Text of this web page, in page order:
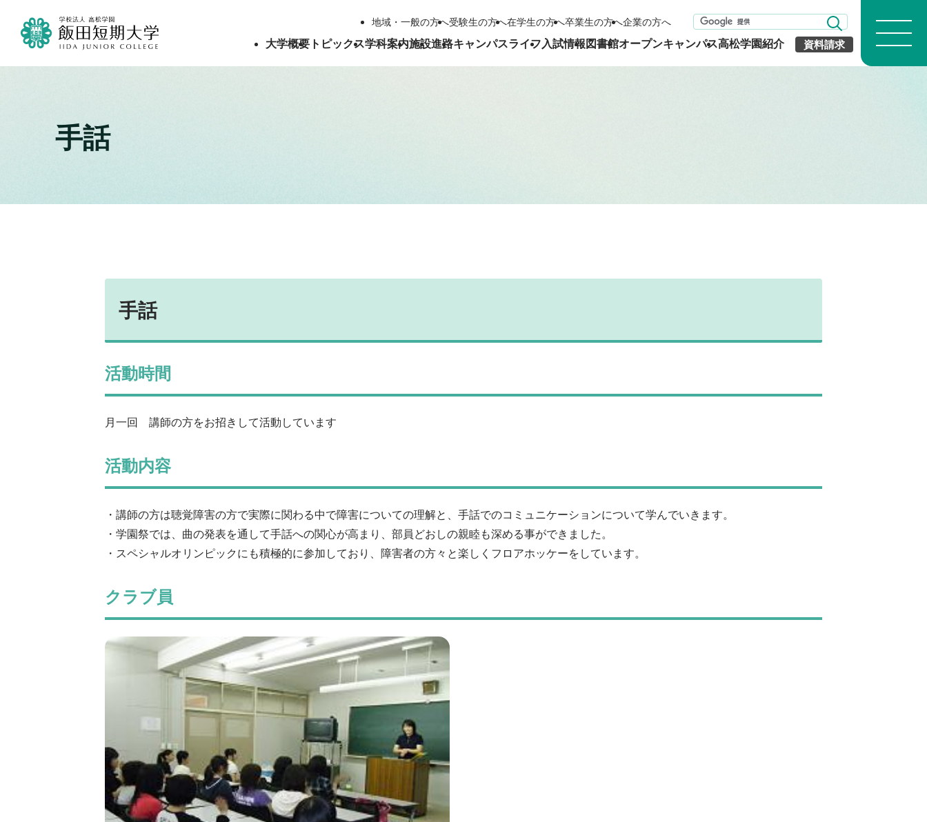
地域・一般の方へ受験生の方へ在学生の方へ卒業生の方へ企業の方へ
大学概要トピックス学科案内施設進路キャンパスライフ 入試情報 図書館オープンキャンパス高松学園紹介 資料請求
手話
手話
活動時間
月一回 講師の方をお招きして活動しています
活動内容
・講師の方は聴覚障害の方で実際に関わる中で障害についての理解と、手話でのコミュニケーションについて学んでいきます。
・学園祭では、曲の発表を通して手話への関心が高まり、部員どおしの親睦も深める事ができました。
・スペシャルオリンピックにも積極的に参加しており、障害者の方々と楽しくフロアホッケーをしています。
クラブ員